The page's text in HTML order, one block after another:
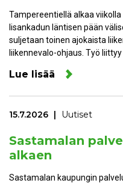
Tampereentiellä alkaa
Iisankadun läntisen pään
suljetaan toinen ajokaista
liikennevalo-ohjaus. Työ liittyy
Lue lisää
15.7.2026 Uutiset
Sastamalan
alkaen
Sastamalan kaupungin